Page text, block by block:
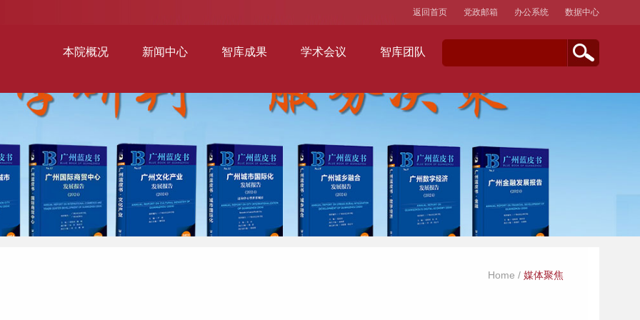
本院概况 新闻中心 智库成果 学术会议 智库团队
返回首页 党政邮箱 办公系统 数据中心
Home / 媒体聚焦